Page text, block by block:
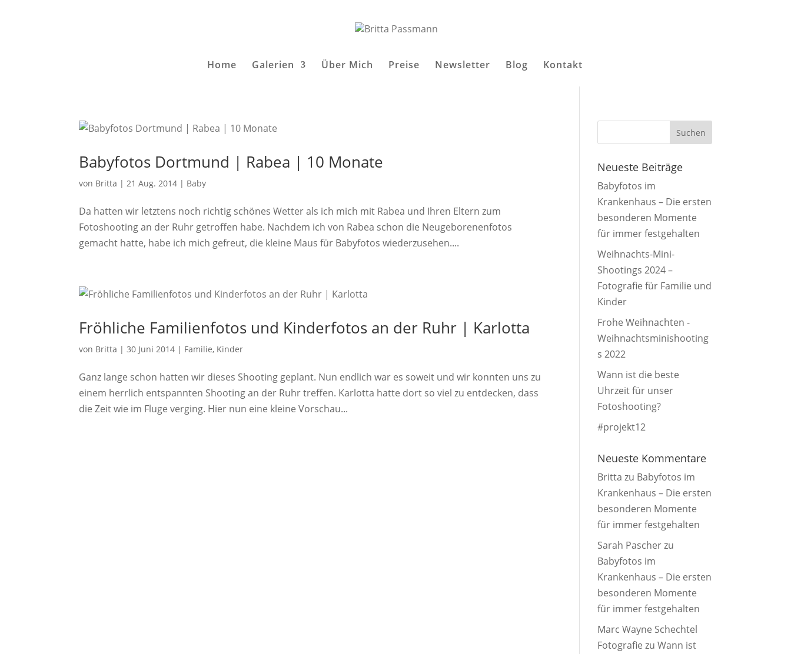
Home Galerien Über Mich Preise Newsletter Blog Kontakt
Babyfotos Dortmund | Rabea | 10 Monate
von Britta |21 Aug. 2014 | Baby
Da hatten wir letztens noch richtig schönes Wetter als ich mich mit Rabea und Ihren Eltern zum
Fotoshooting an der Ruhr getroffen habe. Nachdem ich von Rabea schon die Neugeborenenfotos
gemacht hatte, habe ich mich gefreut, die kleine Maus für Babyfotos wiederzusehen....
Fröhliche Familienfotos und Kinderfotos an der Ruhr | Karlotta
von Britta |30 Juni 2014 | Familie, Kinder
Ganz lange schon hatten wir dieses Shooting geplant. Nun endlich war es soweit und wir konnten uns zu
einem herrlich entspannten Shooting an der Ruhr treffen. Karlotta hatte dort so viel zu entdecken, dass
die Zeit wie im Fluge verging. Hier nun eine kleine Vorschau...
Neueste Beiträge
Babyfotos im
Krankenhaus – Die ersten
besonderen Momente
für immer festgehalten
Weihnachts-Mini-
Shootings 2024 –
Fotografie für Familie und
Kinder
Frohe Weihnachten -
Weihnachtsminishooting
s 2022
Wann ist die beste
Uhrzeit für unser
Fotoshooting?
#projekt12
Neueste Kommentare
Britta zu Babyfotos im
Krankenhaus – Die ersten
besonderen Momente
für immer festgehalten
Sarah Pascherzu
Babyfotos im
Krankenhaus – Die ersten
besonderen Momente
für immer festgehalten
Marc Wayne Schechtel
Fotografie zuWann ist